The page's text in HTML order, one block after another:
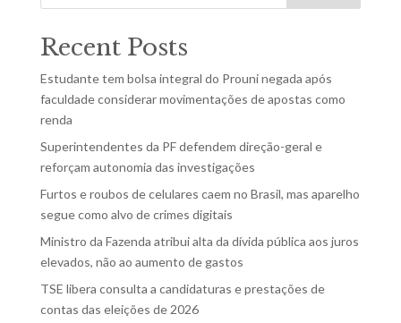
Recent Posts
Estudante tem bolsa integral do Prouni negada após
faculdade considerar movimentações de apostas como
renda
Superintendentes da PF defendem direção-geral e
reforçam autonomia das investigações
Furtos e roubos de celulares caem no Brasil, mas aparelho
segue como alvo de crimes digitais
Ministro da Fazenda atribui alta da dívida pública aos juros
elevados, não ao aumento de gastos
TSE libera consulta a candidaturas e prestações de
contas das eleições de 2026